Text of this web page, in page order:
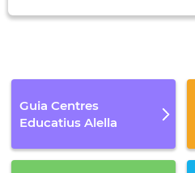
Guia Centres
Educatius Alella